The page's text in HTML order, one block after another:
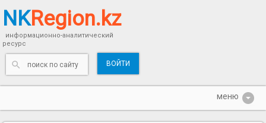
NKRegion.kz
информационно-аналитический
ресурс
ВОЙТИ